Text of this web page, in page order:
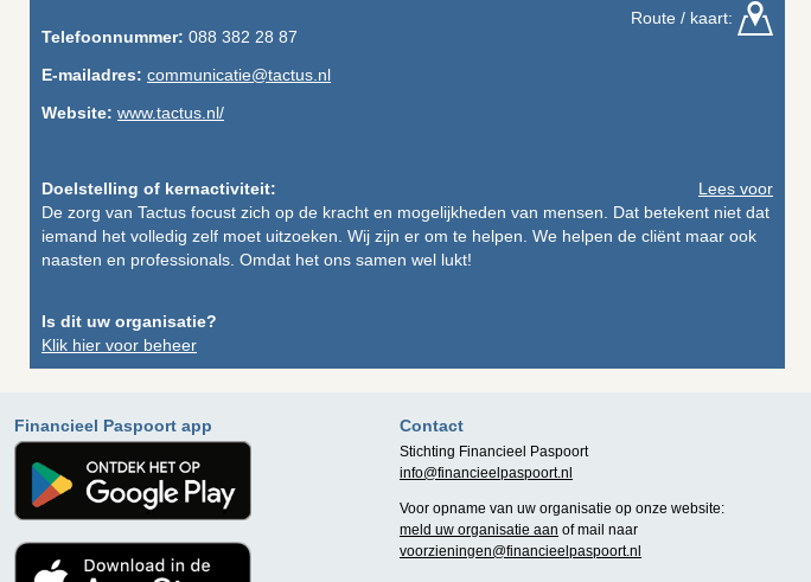
Route / kaart:
Telefoonnummer: 088 382 28 87
E-mailadres: communicatie@tactus.nl
Website: www.tactus.nl/
Lees voor
Doelstelling of kernactiviteit:
De zorg van Tactus focust zich op de kracht en mogelijkheden van mensen. Dat betekent niet dat
iemand het volledig zelf moet uitzoeken. Wij zijn er om te helpen. We helpen de cliënt maar ook
naasten en professionals. Omdat het ons samen wel lukt!
Is dit uw organisatie?
Klik hier voor beheer
Financieel Paspoort app Contact
Stichting Financieel Paspoort
info@financieelpaspoort.nl
Voor opname van uw organisatie op onze website:
meld uw organisatie aan of mail naar
voorzieningen@financieelpaspoort.nl